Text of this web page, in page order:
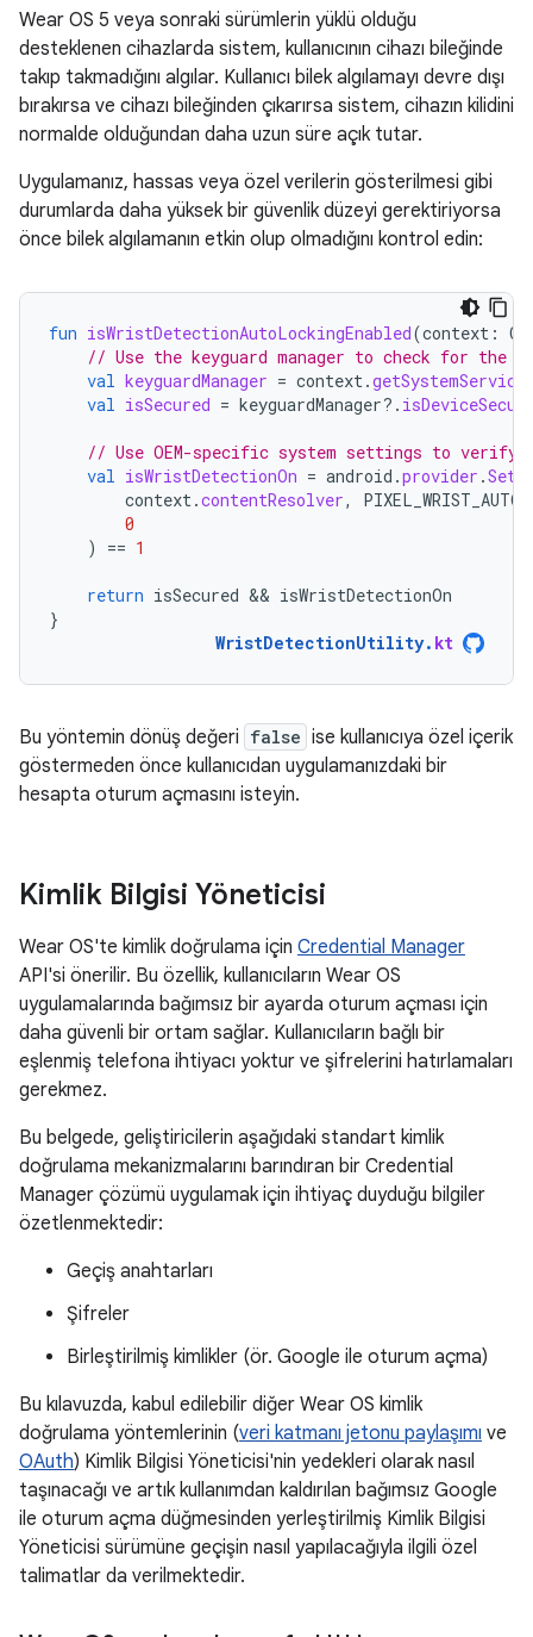
Wear OS 5 veya sonraki sürümlerin yüklü olduğu
desteklenen cihazlarda sistem, kullanıcının cihazı bileğinde
takıp takmadığını algılar. Kullanıcı bilek algılamayı devre dışı
bırakırsa ve cihazı bileğinden çıkarırsa sistem, cihazın kilidini
normalde olduğundan daha uzun süre açık tutar.
Uygulamanız, hassas veya özel verilerin gösterilmesi gibi
durumlarda daha yüksek bir güvenlik düzeyi gerektiriyorsa
önce bilek algılamanın etkin olup olmadığını kontrol edin:
fun isWristDetectionAutoLockingEnabled(context :
// Use the keyguard manager to check for the
val keyguardManager = context.
val isSecured = keyguardManager?.
// Use OEM-specific system settings to verify
val isWristDetectionOn = android .provider .
context.contentResolver,
0
)
== 1
return isSecured && isWristDetectionOn
}
WristDetectionUtility. kt
Bu yöntemin dönüş değeri false ise kullanıcıya özel içerik
göstermeden önce kullanıcıdan uygulamanızdaki bir
hesapta oturum açmasını isteyin.
Kimlik Bilgisi Yöneticisi
Wear OS'te kimlik doğrulama için Credential Manager
API'si önerilir. Bu özellik, kullanıcıların Wear OS
uygulamalarında bağımsız bir ayarda oturum açması için
daha güvenli bir ortam sağlar. Kullanıcıların bağlı bir
eşlenmiş telefona ihtiyacı yoktur ve şifrelerini hatırlamaları
gerekmez.
Bu belgede, geliştiricilerin aşağıdaki standart kimlik
doğrulama mekanizmalarını barındıran bir Credential
Manager çözümü uygulamak için ihtiyaç duyduğu bilgiler
özetlenmektedir:
Geçiş anahtarları
Şifreler
Birleştirilmiş kimlikler (ör. Google ile oturum açma)
Bu kılavuzda, kabul edilebilir diğer Wear OS kimlik
doğrulama yöntemlerinin (veri katmanı jetonu paylaşımı ve
OAuth) Kimlik Bilgisi Yöneticisi'nin yedekleri olarak nasıl
taşınacağı ve artık kullanımdan kaldırılan bağımsız Google
ile oturum açma düğmesinden yerleştirilmiş Kimlik Bilgisi
Yöneticisi sürümüne geçişin nasıl yapılacağıyla ilgili özel
talimatlar da verilmektedir.